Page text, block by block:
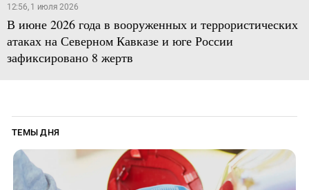
12:56, 1 июля 2026
В июне 2026 года в вооруженных и террористических
атаках на Северном Кавказе и юге России
зафиксировано 8 жертв
ТЕМЫ ДНЯ